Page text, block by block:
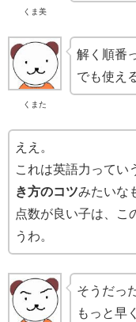
くま美
くまた
解く順番
でも使え
ええ。
これは英語力ってい
き方のコツみたいな
点数が良い子は、こ
うわ。
そうだっ
もっと早